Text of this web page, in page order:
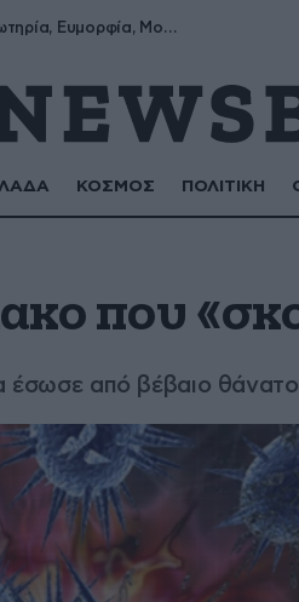
Σωτήρης, Σωτηρία, Ευμορφία, Μορφούλα
ΚΟΣΜΟΣ ΠΟΛΙΤΙΚΗ
που
έσωσε από βέβαιο θάνατο